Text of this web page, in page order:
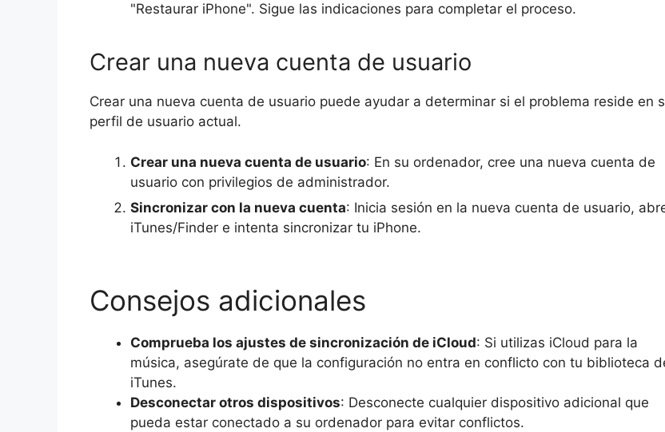
"Restaurar iPhone". Sigue las indicaciones para completar el proceso.
Crear una nueva cuenta de usuario
Crear una nueva cuenta de usuario puede ayudar a determinar si el problema reside en
perfil de usuario actual.
Crear una nueva cuenta de usuario: En su ordenador, cree una nueva cuenta de
usuario con privilegios de administrador.
Sincronizar con la nueva cuenta: Inicia sesión en la nueva cuenta de usuario,
iTunes/Finder e intenta sincronizar tu iPhone.
Consejos adicionales
Comprueba los ajustes de sincronización de iCloud: Si utilizas iCloud para la
música, asegúrate de que la configuración no entra en conflicto con tu biblioteca
iTunes.
Desconectar otros dispositivos: Desconecte cualquier dispositivo adicional que
pueda estar conectado a su ordenador para evitar conflictos.